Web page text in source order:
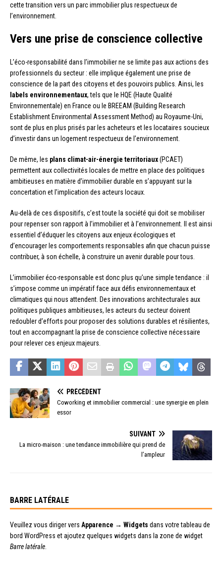
cette transition vers un parc immobilier plus respectueux de
l’environnement.
Vers une prise de conscience collective
L’éco-responsabilité dans l’immobilier ne se limite pas aux actions des
professionnels du secteur : elle implique également une prise de
conscience de la part des citoyens et des pouvoirs publics. Ainsi, les
labels environnementaux, tels que le HQE (Haute Qualité
Environnementale) en France ou le BREEAM (Building Research
Establishment Environmental Assessment Method) au Royaume-Uni,
sont de plus en plus prisés par les acheteurs et les locataires soucieux
d’investir dans un logement respectueux de l’environnement.
De même, les plans climat-air-énergie territoriaux(PCAET)
permettent aux collectivités locales de mettre en place des politiques
ambitieuses en matière d’immobilier durable en s’appuyant sur la
concertation et l’implication des acteurs locaux.
Au-delà de ces dispositifs, c’est toute la société qui doit se mobiliser
pour repenser son rapport à l’immobilier et à l’environnement. Il est ainsi
essentiel d’éduquer les citoyens aux enjeux écologiques et
d’encourager les comportements responsables afin que chacun puisse
contribuer, à son échelle, à construire un avenir durable pour tous.
L’immobilier éco-responsable est donc plus qu’une simple tendance : il
s’impose comme un impératif face aux défis environnementaux et
climatiques qui nous attendent. Des innovations architecturales aux
politiques publiques ambitieuses, les acteurs du secteur doivent
redoubler d’efforts pour proposer des solutions durables et résilientes,
tout en accompagnant la prise de conscience collective nécessaire
pour relever ces enjeux majeurs.
PRÉCÉDENT
Coworking et immobilier commercial : une synergie en plein
essor
SUIVANT
La micro-maison : une tendance immobilière qui prend de
l’ampleur
BARRE LATÉRALE
Veuillez vous diriger vers Apparence → Widgets dans votre tableau de
bord WordPress et ajoutez quelques widgets dans la zone de widget
Barre latérale